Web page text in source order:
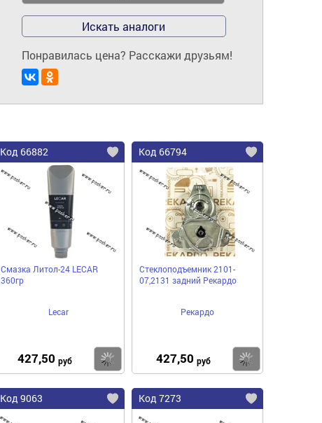
Искать аналоги
Понравилась цена? Расскажи друзьям!
Купить
Код 66882
Смазка Литол-24 LECAR
360гр
Lecar
427,50 руб Купить
Код 66794
Стеклоподъемник 2101-
07,2131 задний Рекардо
Рекардо
427,50 руб
Код 9063 Код 7273